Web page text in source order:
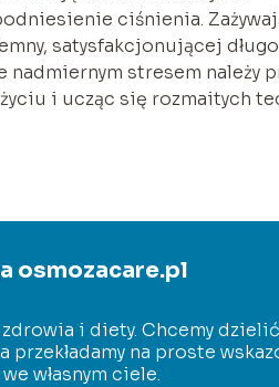
ciśnienia.
satysfakcjonującej
nadmiernym stresem należy
i ucząc się rozmaitych
osmozacare.pl
i diety. Chcemy
na proste
własnym ciele.